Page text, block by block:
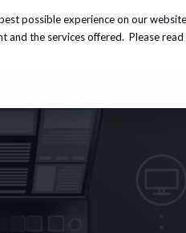
possible experience on our
and the services offered. Please
Über uns Karriere